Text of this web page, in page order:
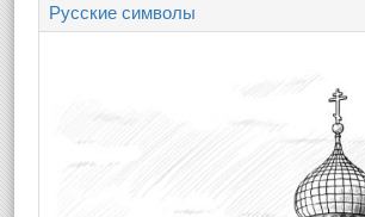
Русские символы